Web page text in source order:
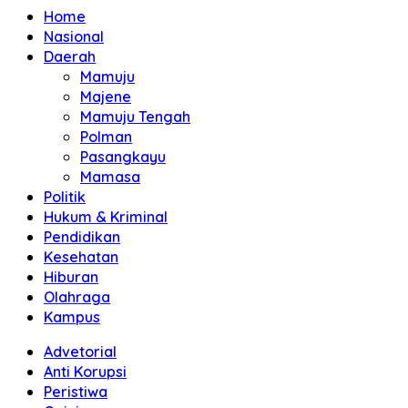
Home
Nasional
Daerah
Mamuju
Majene
Mamuju Tengah
Polman
Pasangkayu
Mamasa
Politik
Hukum & Kriminal
Pendidikan
Kesehatan
Hiburan
Olahraga
Kampus
Advetorial
Anti Korupsi
Peristiwa